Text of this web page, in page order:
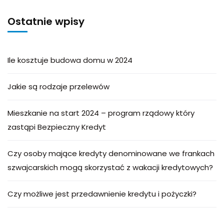
Ostatnie wpisy
Ile kosztuje budowa domu w 2024
Jakie są rodzaje przelewów
Mieszkanie na start 2024 – program rządowy który
zastąpi Bezpieczny Kredyt
Czy osoby mające kredyty denominowane we frankach
szwajcarskich mogą skorzystać z wakacji kredytowych?
Czy możliwe jest przedawnienie kredytu i pożyczki?